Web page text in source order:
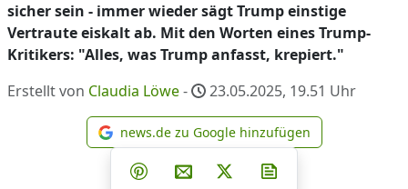
sicher sein - immer wieder sägt Trump einstige
Vertraute eiskalt ab. Mit den Worten eines Trump-
Kritikers: "Alles, was Trump anfasst, krepiert."
Erstellt von Claudia Löwe- 23.05.2025, 19.51 Uhr
news.de zu Google
news.de zu Google hinzufügen
Teilen auf Facebook
Teilen auf Whatsapp
Teilen auf Telegram
Teilen auf Pinterest
Per E-Mail teilen
Post auf X